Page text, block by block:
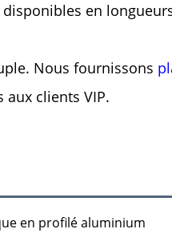
en
Nous fournissons
aux clients VIP.
en profilé aluminium